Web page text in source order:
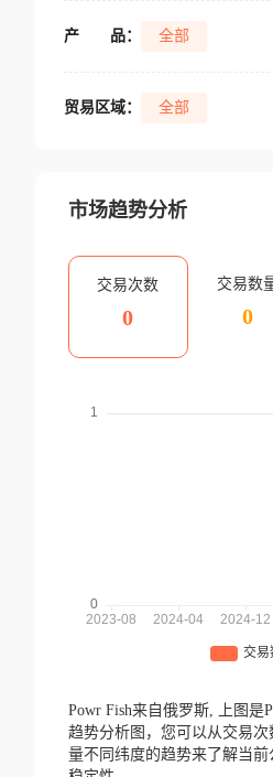
产 品： 全部
贸易区域： 全部
市场趋势分析
交易次数
0
交易数
0
Powr Fish来自俄罗斯,
上图是
趋势分析图，您可以从交易
量不同纬度的趋势来了解当